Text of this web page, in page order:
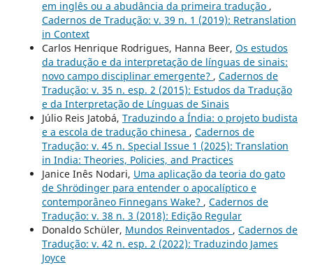
em inglês ou a abudância da primeira tradução ,
Cadernos de Tradução: v. 39 n. 1 (2019): Retranslation
in Context
Carlos Henrique Rodrigues, Hanna Beer, Os estudos
da tradução e da interpretação de línguas de sinais:
novo campo disciplinar emergente? , Cadernos de
Tradução: v. 35 n. esp. 2 (2015): Estudos da Tradução
e da Interpretação de Línguas de Sinais
Júlio Reis Jatobá, Traduzindo a Índia: o projeto budista
e a escola de tradução chinesa , Cadernos de
Tradução: v. 45 n. Special Issue 1 (2025): Translation
in India: Theories, Policies, and Practices
Janice Inês Nodari, Uma aplicação da teoria do gato
de Shrödinger para entender o apocalíptico e
contemporâneo Finnegans Wake? , Cadernos de
Tradução: v. 38 n. 3 (2018): Edição Regular
Donaldo Schüler, Mundos Reinventados , Cadernos de
Tradução: v. 42 n. esp. 2 (2022): Traduzindo James
Joyce